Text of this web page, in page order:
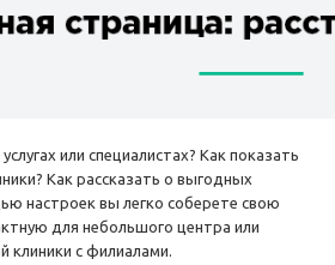
или специалистах? Как показать
Как рассказать о выгодных
настроек вы легко соберете свою
для небольшого центра или
клиники с филиалами.